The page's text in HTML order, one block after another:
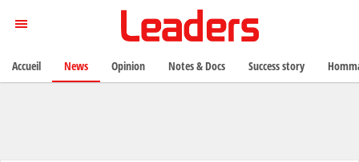
Accueil News Opinion Notes & Docs Success story